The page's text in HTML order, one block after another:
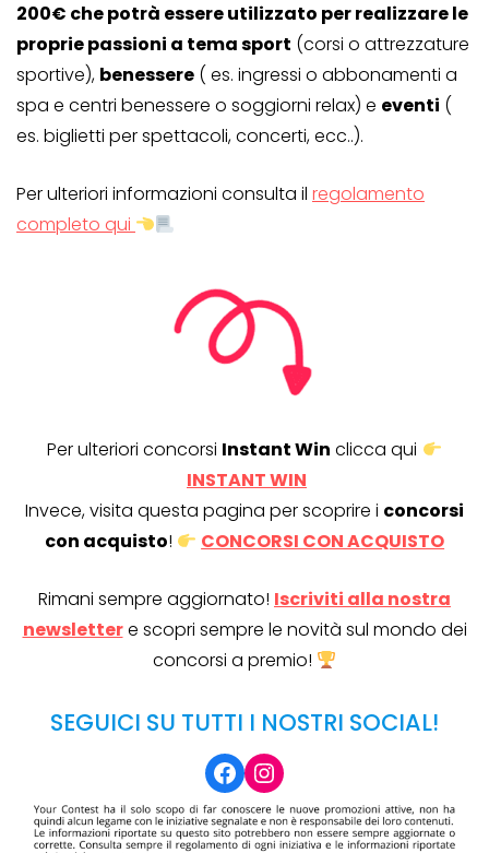
200€ che potrà essere utilizzato per realizzare le
proprie passioni a tema sport (corsi o attrezzature
sportive), benessere ( es. ingressi o abbonamenti a
spa e centri benessere o soggiorni relax) e eventi (
es. biglietti per spettacoli, concerti, ecc..).
Per ulteriori informazioni consulta il regolamento
completo qui
Per ulteriori concorsi Instant Win clicca qui
INSTANT WIN
Invece, visita questa pagina per scoprire i concorsi
con acquisto! CONCORSI CON ACQUISTO
Rimani sempre aggiornato! Iscriviti alla nostra
newslettere scopri sempre le novità sul mondo dei
concorsi a premio!
SEGUICI SU TUTTI I NOSTRI SOCIAL!
Facebook
Instagram